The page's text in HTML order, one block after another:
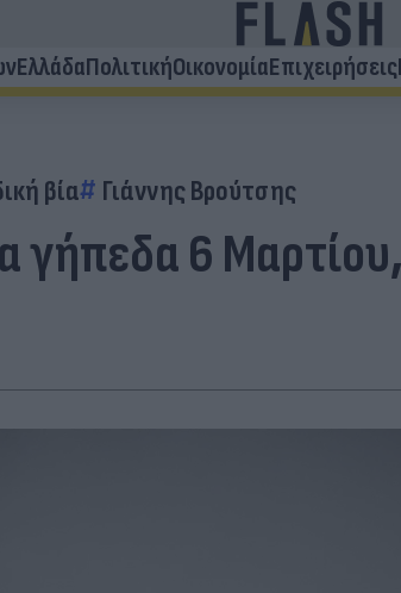
ΕλλάδαΠολιτικήΟικονομίαΕπιχειρήσεις
βία Γιάννης Βρούτσης
γήπεδα 6